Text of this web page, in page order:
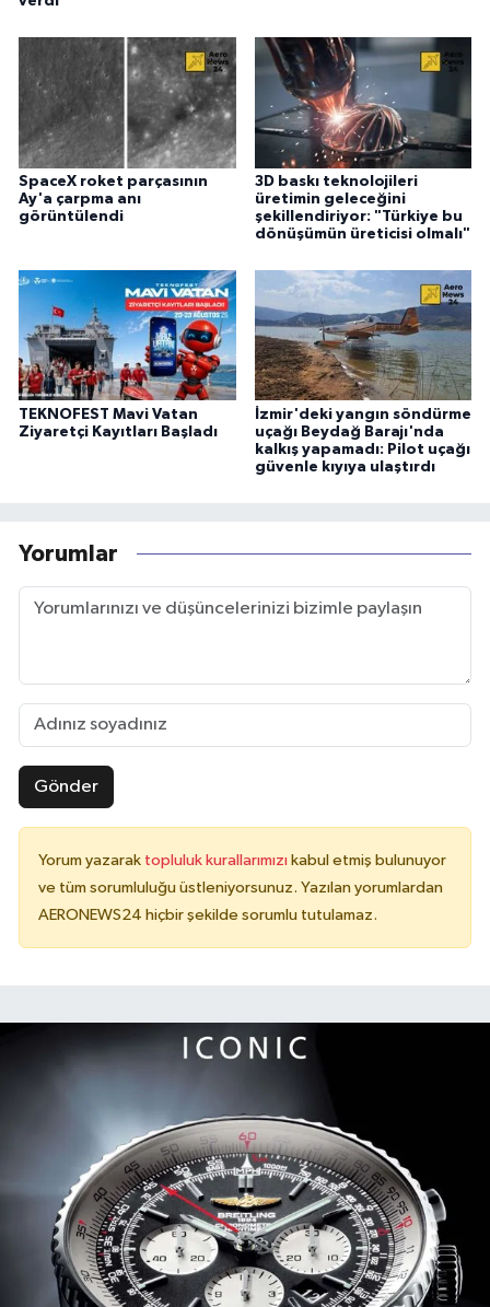
SpaceX roket parçasının
Ay'a çarpma anı
görüntülendi
3D baskı teknolojileri
üretimin geleceğini
şekillendiriyor: "Türkiye bu
dönüşümün üreticisi olmalı"
TEKNOFEST Mavi Vatan
Ziyaretçi Kayıtları Başladı
İzmir'deki yangın söndürme
uçağı Beydağ Barajı'nda
kalkış yapamadı: Pilot uçağı
güvenle kıyıya ulaştırdı
Yorumlar
Gönder
Yorum yazarak topluluk kurallarımızı kabul etmiş bulunuyor
ve tüm sorumluluğu üstleniyorsunuz. Yazılan yorumlardan
AERONEWS24 hiçbir şekilde sorumlu tutulamaz.